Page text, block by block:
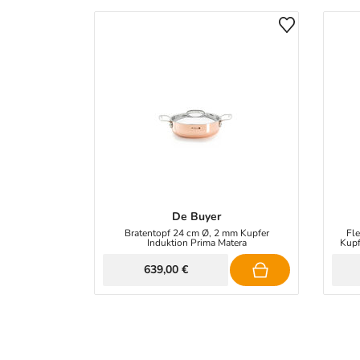
De Buyer
Bratentopf 24 cm Ø, 2 mm Kupfer
Induktion Prima Matera
639,00 €